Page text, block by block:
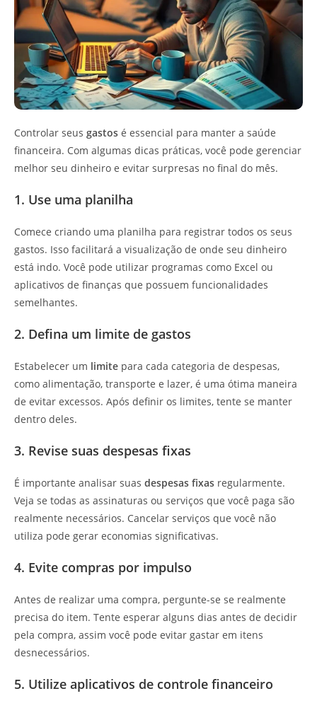
Controlar seus gastos é essencial para manter a saúde
financeira. Com algumas dicas práticas, você pode gerenciar
melhor seu dinheiro e evitar surpresas no final do mês.
1. Use uma planilha
Comece criando uma planilha para registrar todos os seus
gastos. Isso facilitará a visualização de onde seu dinheiro
está indo. Você pode utilizar programas como Excel ou
aplicativos de finanças que possuem funcionalidades
semelhantes.
2. Defina um limite de gastos
Estabelecer um limite para cada categoria de despesas,
como alimentação, transporte e lazer, é uma ótima maneira
de evitar excessos. Após definir os limites, tente se manter
dentro deles.
3. Revise suas despesas fixas
É importante analisar suas despesas fixas regularmente.
Veja se todas as assinaturas ou serviços que você paga são
realmente necessários. Cancelar serviços que você não
utiliza pode gerar economias significativas.
4. Evite compras por impulso
Antes de realizar uma compra, pergunte-se se realmente
precisa do item. Tente esperar alguns dias antes de decidir
pela compra, assim você pode evitar gastar em itens
desnecessários.
5. Utilize aplicativos de controle financeiro